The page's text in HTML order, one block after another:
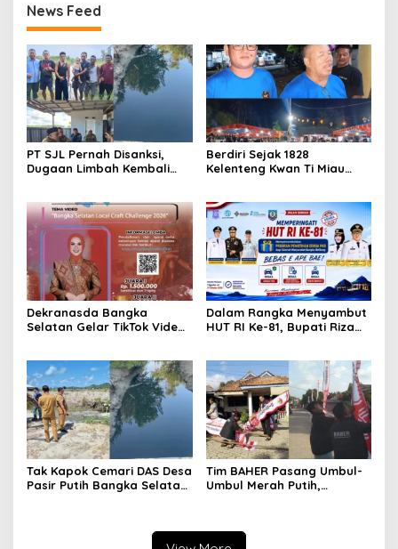
News Feed
PT SJL Pernah Disanksi,
Dugaan Limbah Kembali
Menyimpulkan Adanya
Pencemaran
Berdiri Sejak 1828
Kelenteng Kwan Ti Miau
Meriah
Dekranasda Bangka
Selatan Gelar TikTok Video
Dalam Rangka Menyambut
HUT RI Ke-81, Bupati Riza
Pemutihan Pajak
Kendaraan Bermotor
Tak Kapok Cemari DAS Desa
Pasir Putih Bangka Selatan,
Tim BAHER Pasang Umbul-
Umbul Merah Putih,